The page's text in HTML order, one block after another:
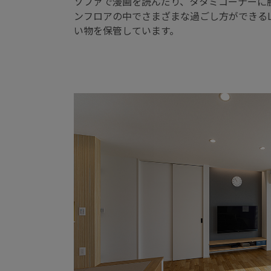
ンフロアの中でさまざまな過ごし方ができ
い物を保管しています。